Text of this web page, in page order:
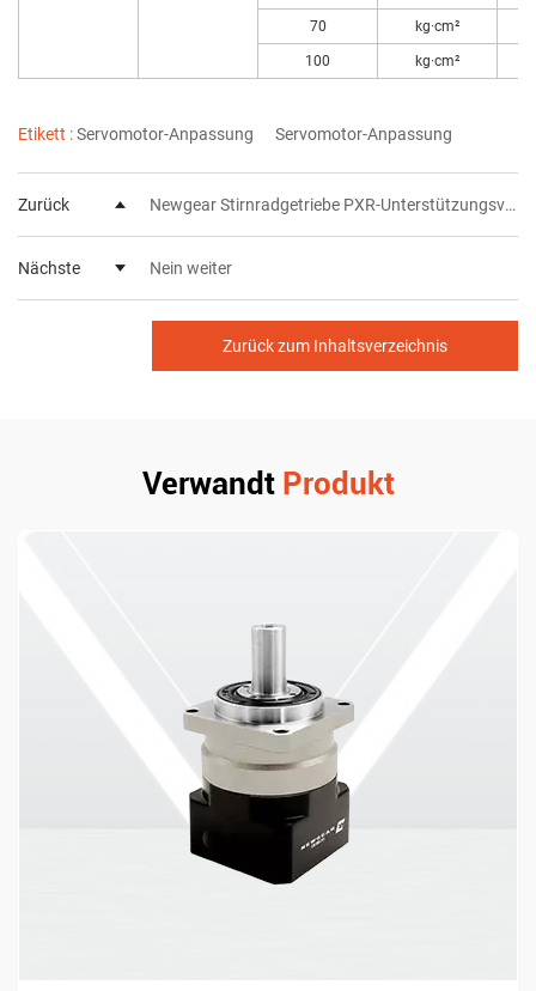
70 kg·cm²
100 kg·cm²
Etikett :Servomotor-Anpassung Servomotor-Anpassung
Zurück Newgear Stirnradgetriebe PXR-Unterstützungsverteilung
Nächste Nein weiter
Zurück zum Inhaltsverzeichnis
Verwandt Produkt